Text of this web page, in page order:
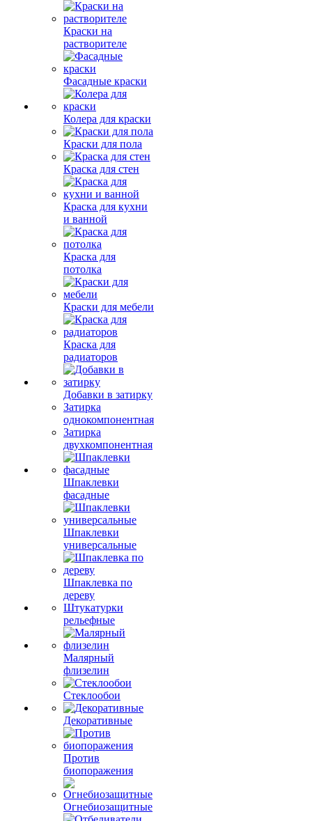
Краски на
растворителе
Фасадные краски
Колера для краски
Краски для пола
Краска для стен
Краска для кухни
и ванной
Краска для
потолка
Краски для мебели
Краска для
радиаторов
Добавки в затирку
Затирка
однокомпонентная
Затирка
двухкомпонентная
Шпаклевки
фасадные
Шпаклевки
универсальные
Шпаклевка по
дереву
Штукатурки
рельефные
Малярный
флизелин
Стеклообои
Декоративные
Против
биопоражения
Огнебиозащитные